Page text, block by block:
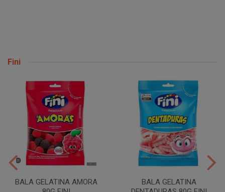
Fini
BALA GELATINA AMORA
BALA GELATINA